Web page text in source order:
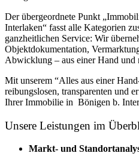
Der übergeordnete Punkt
Interlaken“ fasst alle Kategorien
ganzheitlichen Service: Wir
Objektdokumentation,
Abwicklung – aus einer Hand und
Mit unserem “Alles aus einer
reibungslosen, transparenten und
Ihrer Immobilie in Bönigen b.
Unsere Leistungen im
Markt- und